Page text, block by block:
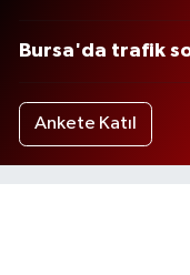
Bursa'da trafik
Ankete Katıl